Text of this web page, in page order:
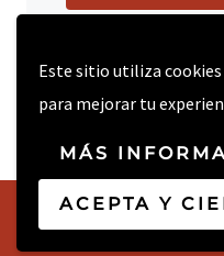
Este sitio utiliza
para mejorar tu
MÁS
ACEPTA Y
© 2026